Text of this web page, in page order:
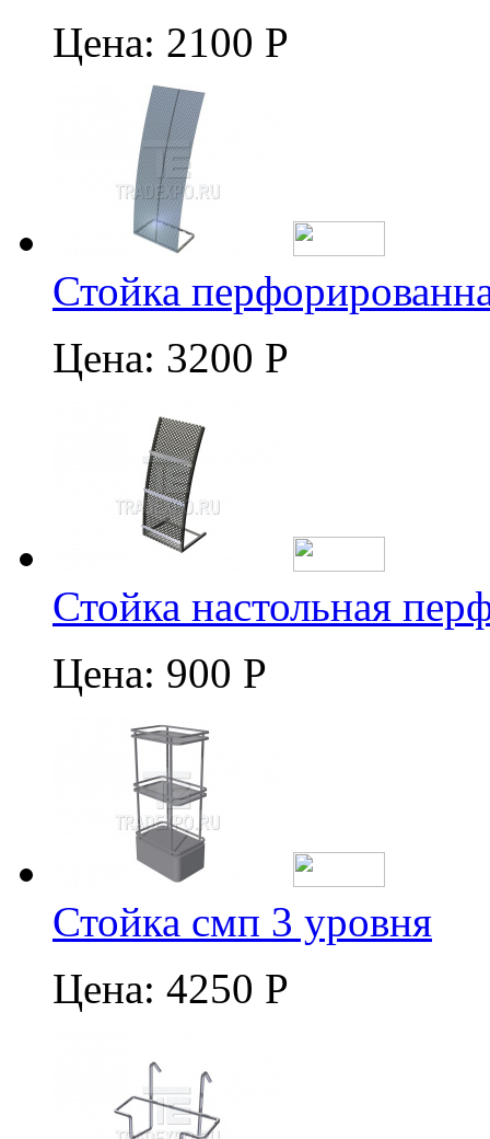
Цена: 2100 Р
Стойка
Цена: 3200 Р
Стойка настольная
Цена: 900 Р
Стойка смп 3 уровня
Цена: 4250 Р